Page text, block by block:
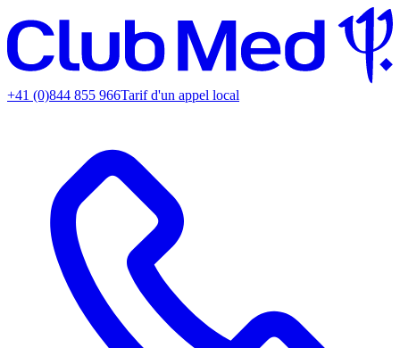
+41 (0)844 855 966Tarif d'un appel local